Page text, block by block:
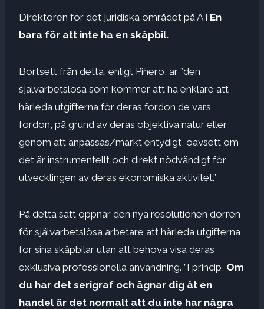
Direktören för det juridiska området på ATEn
bara för att inte ha en skåpbil.
Bortsett från detta, enligt Piñero, är ”den
självarbetslösa som kommer att ha enklare att
härleda utgifterna för deras fordon de vars
fordon, på grund av deras objektiva natur eller
genom att anpassas/märkt entydigt, oavsett om
det är instrumentellt och direkt nödvändigt för
utvecklingen av deras ekonomiska aktivitet.”
På detta sätt öppnar den nya resolutionen dörren
för självarbetslösa arbetare att härleda utgifterna
för sina skåpbilar utan att behöva visa deras
exklusiva professionella användning. ”I princip, Om
du har det serigraf och ägnar dig åt en
handel är det normalt att du inte har några